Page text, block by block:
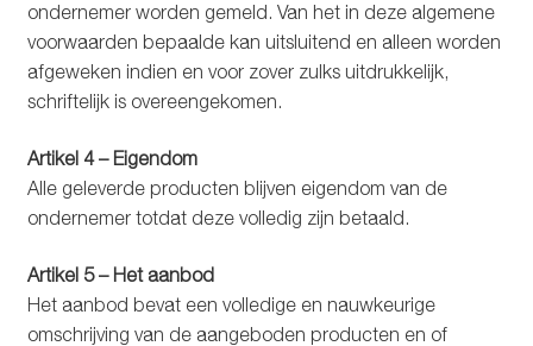
ondernemer worden gemeld. Van het in deze algemene
voorwaarden bepaalde kan uitsluitend en alleen worden
afgeweken indien en voor zover zulks uitdrukkelijk,
schriftelijk is overeengekomen.
Artikel 4 – Eigendom
Alle geleverde producten blijven eigendom van de
ondernemer totdat deze volledig zijn betaald.
Artikel 5 – Het aanbod
Het aanbod bevat een volledige en nauwkeurige
omschrijving van de aangeboden producten en of